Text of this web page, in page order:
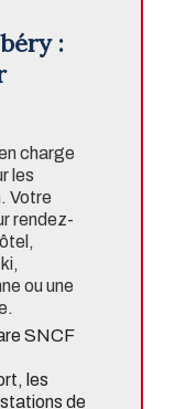
:
charge
les
Votre
rendez-
ou une
SNCF
les
de